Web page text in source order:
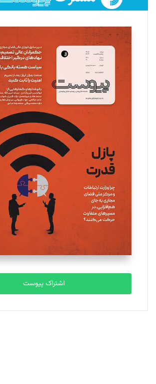
فائزه فتحی رستمی
تحریریه
سروش کرمیان
تحریریه
مینا پاکدل
یسنا امان‌پور
تحریریه
ملینا جعفری
تحریریه
مصطفی مسجدی آرانی
تحریریه
بابک نقاش
تحریریه
اشتراک پیوست